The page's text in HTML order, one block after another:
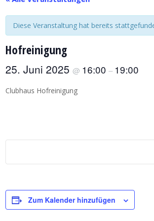
Diese Veranstaltung hat bereits
Hofreinigung
25. Juni 2025 @ 16:00 – 19:00
Clubhaus Hofreinigung
Zum Kalender hinzufügen